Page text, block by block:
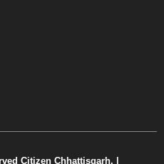
Citizen Chhattisgarh. |